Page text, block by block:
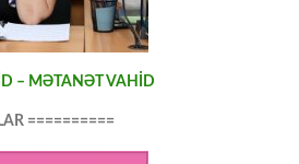
– MƏTANƏT VAHİD
==========